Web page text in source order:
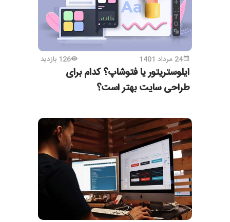
24 مرداد 1401 126 بازدید
ایلوستریتور یا فتوشاپ؟ کدام برای
طراحی سایت بهتر است؟